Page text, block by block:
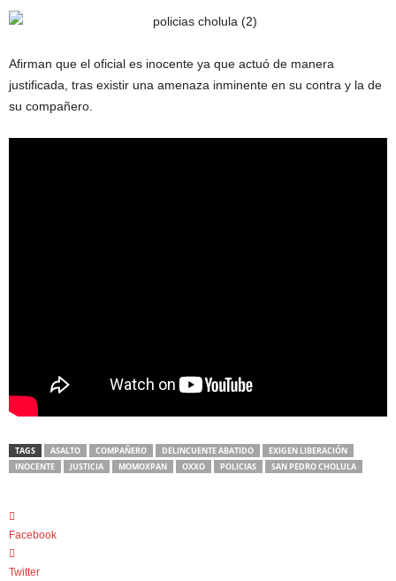
Afirman que el oficial es inocente ya que actuó de manera
justificada, tras existir una amenaza inminente en su contra y la de
su compañero.
TAGS ASALTO COMPAÑERO DELINCUENTE ABATIDO
EXIGEN LIBERACIÓN
INOCENTE
JUSTICIA MOMOXPAN OXXO POLICIAS SAN PEDRO CHOLULA
Facebook
Twitter